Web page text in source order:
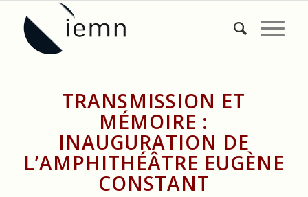
TRANSMISSION ET
MÉMOIRE :
INAUGURATION DE
L’AMPHITHÉÂTRE EUGÈNE
CONSTANT